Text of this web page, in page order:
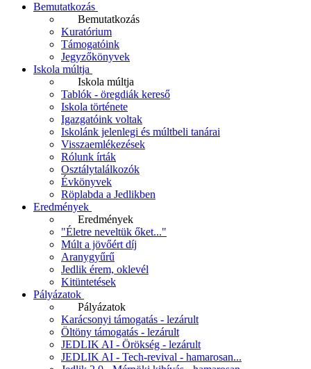
Bemutatkozás
Bemutatkozás
Kuratórium
Támogatóink
Jegyzőkönyvek
Iskola múltja
Iskola múltja
Tablók - öregdiák kereső
Iskola története
Igazgatóink voltak
Iskolánk jelenlegi és múltbeli tanárai
Visszaemlékezések
Rólunk írták
Osztálytalálkozók
Évkönyvek
Röplabda a Jedlikben
Eredmények
Eredmények
"Életre neveltük őket..."
Múlt a jövőért díj
Aranygyűrű
Jedlik érem, oklevél
Kitüntetések
Pályázatok
Pályázatok
Karácsonyi támogatás - lezárult
Öltöny támogatás - lezárult
JEDLIK AI - Örökség - lezárult
JEDLIK AI - Tech-revival - hamarosan...